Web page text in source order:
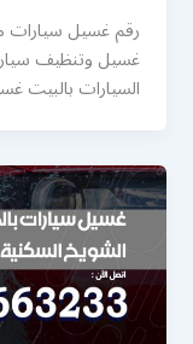
رقم غسيل سيارات
غسيل وتنظيف
السيارات بالبيت